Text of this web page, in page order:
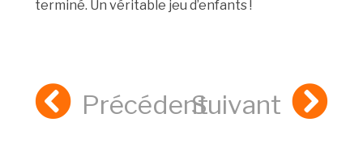
terminé. Un véritable jeu d’enfants !
PrécédentSuivant